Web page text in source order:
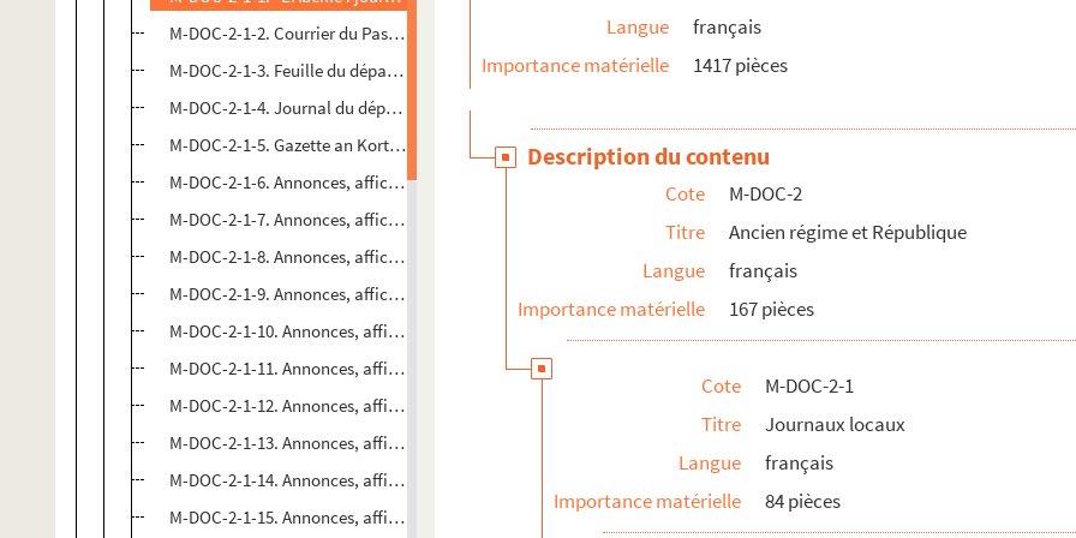
M-DOC-2-1-2. Courrier du Pas-de-Calais et du Nord
M-DOC-2-1-3. Feuille du département du Nord
M-DOC-2-1-4. Journal du département du Nord
M-DOC-2-1-5. Gazette an Kortryk, n°48
M-DOC-2-1-6. Annonces, affiches et avis divers pour les Pays-Bas français (1761 à 1763, lacunes)
M-DOC-2-1-7. Annonces, affiches et avis divers pour les Pays-Bas français (1761 à 1763, lacunes)
M-DOC-2-1-8. Annonces, affiches et avis divers pour les Pays-Bas français (1761 à 1763, lacunes)
M-DOC-2-1-9. Annonces, affiches et avis divers pour les Pays-Bas français (1761 à 1763, lacunes)
M-DOC-2-1-10. Annonces, affiches et avis divers pour les Pays-Bas français (1761 à 1763, lacunes)
M-DOC-2-1-11. Annonces, affiches et avis divers pour les Pays-Bas français (1761 à 1763, lacunes)
M-DOC-2-1-12. Annonces, affiches et avis divers pour les Pays-Bas français (1761 à 1763, lacunes)
M-DOC-2-1-13. Annonces, affiches et avis divers pour les Pays-Bas français (1761 à 1763, lacunes)
M-DOC-2-1-14. Annonces, affiches et avis divers pour les Pays-Bas français (1761 à 1763, lacunes)
M-DOC-2-1-15. Annonces, affiches et avis divers pour les Pays-Bas français (1761 à 1763, lacunes)
Langue
français
Importance matérielle
1417 pièces
Description du contenu
Cote
M-DOC-2
Titre
Ancien régime et République
Langue
français
Importance matérielle
167 pièces
Cote
M-DOC-2-1
Titre
Journaux locaux
Langue
français
Importance matérielle
84 pièces